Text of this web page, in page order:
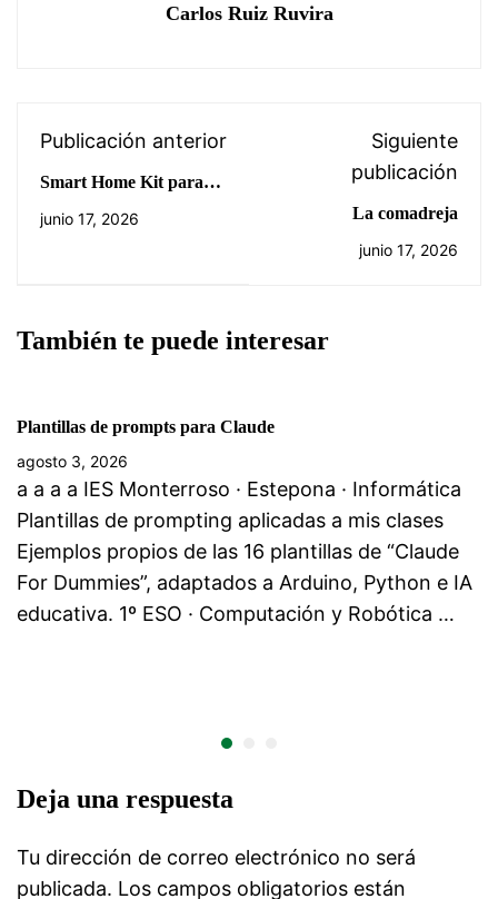
Carlos Ruiz Ruvira
Publicación anterior
Smart Home Kit para
micro:bit keyestudio
junio 17, 2026
Siguiente
publicación
La comadreja
junio 17, 2026
También te puede interesar
Plantillas de prompts para Claude
agosto 3, 2026
a a a a IES Monterroso · Estepona · Informática
Plantillas de prompting aplicadas a mis clases
Ejemplos propios de las 16 plantillas de “Claude
For Dummies”, adaptados a Arduino, Python e IA
educativa. 1º ESO · Computación y Robótica …
Deja una respuesta
Tu dirección de correo electrónico no será
publicada. Los campos obligatorios están